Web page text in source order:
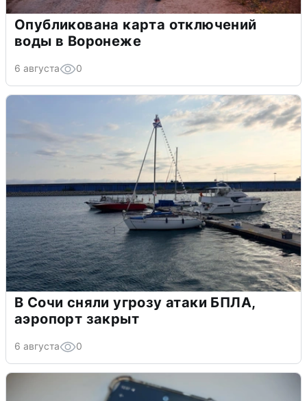
Опубликована карта отключений
воды в Воронеже
6 августа 0
В Сочи сняли угрозу атаки БПЛА,
аэропорт закрыт
6 августа 0